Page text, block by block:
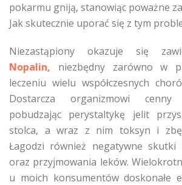
pokarmu gniją, stanowiąc poważne
Jak skutecznie uporać się z tym
Niezastąpiony okazuje się
Nopalin, niezbędny zarówno w
leczeniu wielu współczesnych
Dostarcza organizmowi
pobudzając perystaltykę jelit
stolca, a wraz z nim toksyn i
Łagodzi również negatywne skutki
oraz przyjmowania leków.
u moich konsumentów doskonałe